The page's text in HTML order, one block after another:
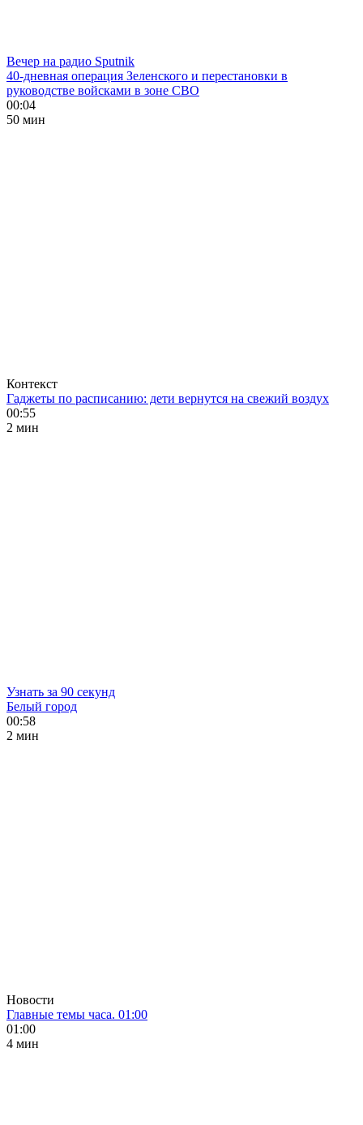
Вечер на радио Sputnik
40-дневная операция Зеленского и перестановки в
руководстве войсками в зоне СВО
00:04
50 мин
Контекст
Гаджеты по расписанию: дети вернутся на свежий воздух
00:55
2 мин
Узнать за 90 секунд
Белый город
00:58
2 мин
Новости
Главные темы часа. 01:00
01:00
4 мин